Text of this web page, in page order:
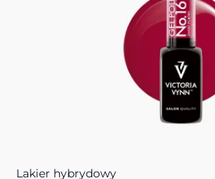
Lakier hybrydowy